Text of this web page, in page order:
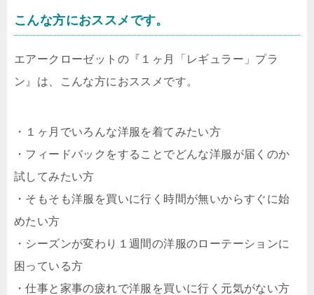
こんな方におススメです。
エアークローゼットの『１ヶ月「レギュラー」プラ
ン』は、こんな方におススメです。
・１ヶ月でいろんな洋服を着てみたい方
・フィードバックをすることでどんな洋服が届くのか
試してみたい方
・そもそも洋服を買いに行く時間が無いからすぐに始
めたい方
・シーズンが変わり１週間の洋服のローテーションに
困っている方
・仕事と家事の疲れで洋服を買いに行く元気がない方